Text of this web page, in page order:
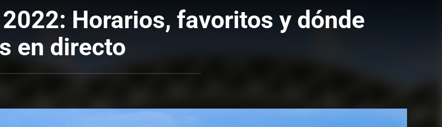
Horarios, favoritos y dónde
en directo